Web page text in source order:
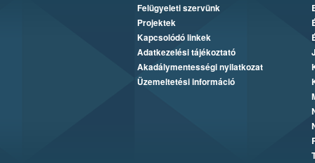
Felügyeleti szervünk
Projektek
Kapcsolódó linkek
Adatkezelési tájékoztató
Akadálymentességi nyilatkozat
Üzemeltetési információ